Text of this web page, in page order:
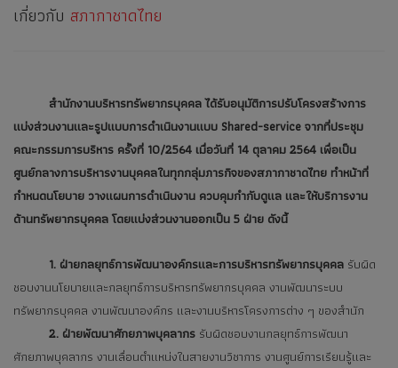
เกี่ยวกับ สภากาชาดไทย
สำนักงานบริหารทรัพยากรบุคคล ได้รับอนุมัติการปรับโครงสร้างการ
แบ่งส่วนงานและรูปแบบการดำเนินงานแบบ Shared-service จากที่ประชุม
คณะกรรมการบริหาร ครั้งที่ 10/2564 เมื่อวันที่ 14 ตุลาคม 2564 เพื่อเป็น
ศูนย์กลางการบริหารงานบุคคลในทุกกลุ่มภารกิจของสภากาชาดไทย ทำหน้าที่
กำหนดนโยบาย วางแผนการดำเนินงาน ควบคุมกำกับดูแล และให้บริการงาน
ด้านทรัพยากรบุคคล โดยแบ่งส่วนงานออกเป็น 5 ฝ่าย ดังนี้
1. ฝ่ายกลยุทธ์การพัฒนาองค์กรและการบริหารทรัพยากรบุคคล รับผิด
ชอบงานนโยบายและกลยุทธ์การบริหารทรัพยากรบุคคล งานพัฒนาระบบ
ทรัพยากรบุคคล งานพัฒนาองค์กร และงานบริหารโครงการต่าง ๆ ของสำนัก
2. ฝ่ายพัฒนาศักยภาพบุคลากร รับผิดชอบงานกลยุทธ์การพัฒนา
ศักยภาพบุคลากร งานเลื่อนตำแหน่งในสายงานวิชาการ งานศูนย์การเรียนรู้และ